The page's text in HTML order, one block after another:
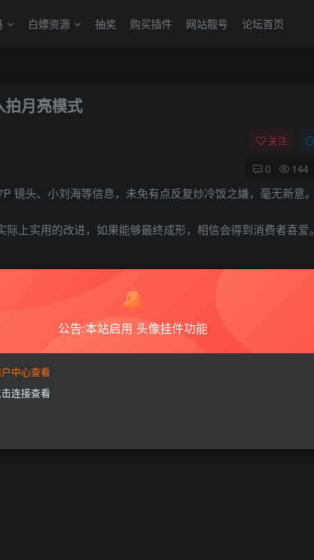
白嫖资源 抽奖 购买插件 网站靓号 论坛首页
月亮模式
关注
0 144
镜头、小刘海等信息，未免有点反复炒冷饭之嫌，毫无新意。
实用的改进，如果能够最终成形，相信会得到消费者喜爱。
也越来越多。但在某些情况下，客户吐槽磁力有些弱，据称
求出战了，据说苹果专门优化了天文模式。
公告:本站启用 头像挂件功能
中心查看
连接查看